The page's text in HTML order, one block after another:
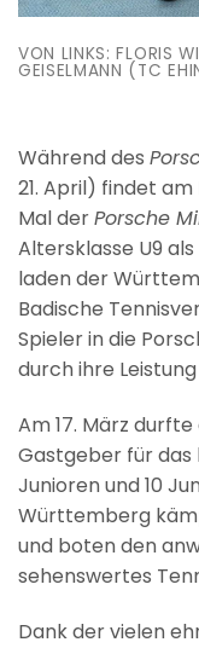
VON LINKS: FLORIS
GEISELMANN (TC
Während des
21. April) findet
Mal derPorsche
Altersklasse U9
laden der
Badische
Spieler in die
durch ihre
Am 17. März
Gastgeber für das
Junioren und 10
Württemberg
und boten den
sehenswertes
Dank der vielen